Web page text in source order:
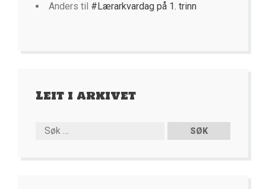
Anders til #Lærarkvardag på 1. trinn
Leit i arkivet